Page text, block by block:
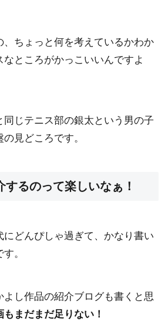
、ちょっと何を考えているかわか
なところがかっこいいんですよ
同じテニス部の銀太という男の子
見どころです。
するのって楽しいなぁ！
にどんぴしゃ過ぎて、かなり書い
。
よし作品の紹介ブログも書くと思
もまだまだ足りない！